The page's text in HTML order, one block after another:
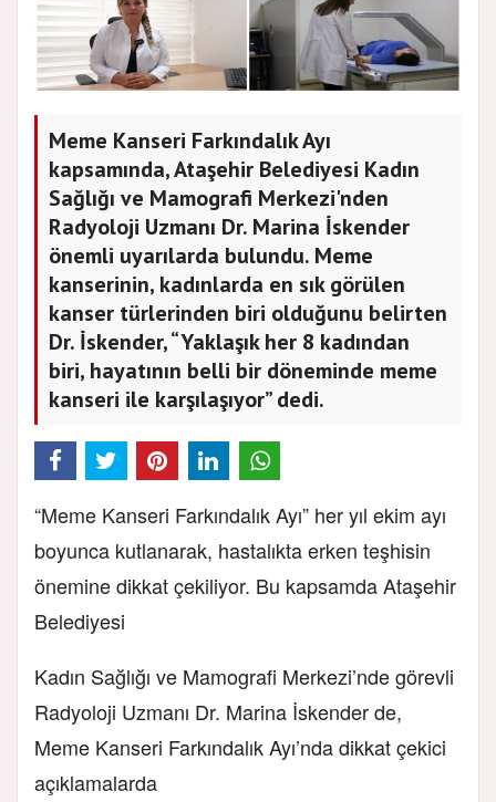
Meme Kanseri Farkındalık Ayı
kapsamında, Ataşehir Belediyesi Kadın
Sağlığı ve Mamografi Merkezi'nden
Radyoloji Uzmanı Dr. Marina İskender
önemli uyarılarda bulundu. Meme
kanserinin, kadınlarda en sık görülen
kanser türlerinden biri olduğunu belirten
Dr. İskender, “Yaklaşık her 8 kadından
biri, hayatının belli bir döneminde meme
kanseri ile karşılaşıyor” dedi.
“Meme Kanseri Farkındalık Ayı” her yıl ekim ayı
boyunca kutlanarak, hastalıkta erken teşhisin
önemine dikkat çekiliyor. Bu kapsamda Ataşehir
Belediyesi
Kadın Sağlığı ve Mamografi Merkezi’nde görevli
Radyoloji Uzmanı Dr. Marina İskender de,
Meme Kanseri Farkındalık Ayı’nda dikkat çekici
açıklamalarda